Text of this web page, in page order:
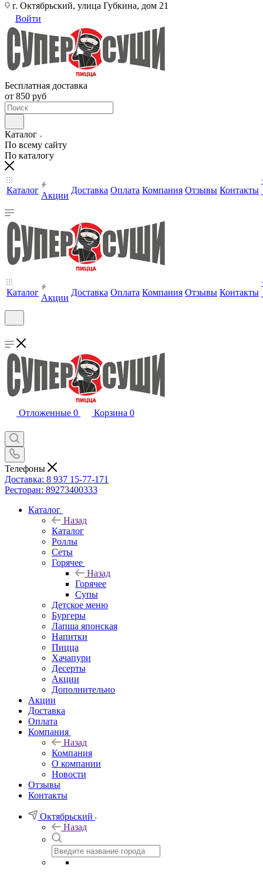
г. Октябрьский, улица Губкина, дом 21
Войти
Бесплатная доставка
от 850 руб
Каталог
По всему сайту
По каталогу
Каталог
Акции
Доставка Оплата Компания Отзывы Контакты
Каталог
Акции
Доставка Оплата Компания Отзывы Контакты
Отложенные 0 Корзина 0
Телефоны
Доставка: 8 937 15-77-171
Ресторан: 89273400333
Каталог
Назад
Каталог
Роллы
Сеты
Горячее
Назад
Горячее
Супы
Детское меню
Бургеры
Лапша японская
Напитки
Пицца
Хачапури
Десерты
Акции
Дополнительно
Акции
Доставка
Оплата
Компания
Назад
Компания
О компании
Новости
Отзывы
Контакты
Октябрьский
Назад